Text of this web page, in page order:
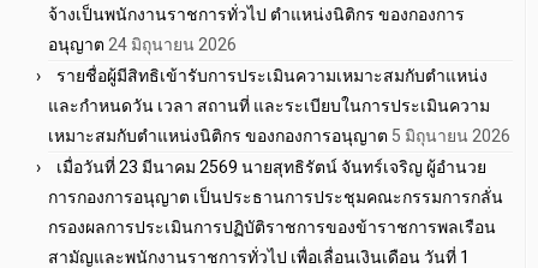
จ้างเป็นพนักงานราชการทั่วไป ตำแหน่งนิติกร ของกองการ
อนุญาต 24 มิถุนายน 2026
รายชื่อผู้มีสิทธิเข้ารับการประเมินความเหมาะสมกับตำแหน่ง
และกำหนดวัน เวลา สถานที่ และระเบียบในการประเมินความ
เหมาะสมกับตำแหน่งนิติกร ของกองการอนุญาต 5 มิถุนายน 2026
เมื่อวันที่ 23 มีนาคม 2569 นายสุทธิรัตน์ จันทร์เจริญ ผู้อำนวย
การกองการอนุญาต เป็นประธานการประชุมคณะกรรมการกลั่น
กรองผลการประเมินการปฏิบัติราชการของข้าราชการพลเรือน
สามัญและพนักงานราชการทั่วไป เพื่อเลื่อนเงินเดือน วันที่ 1